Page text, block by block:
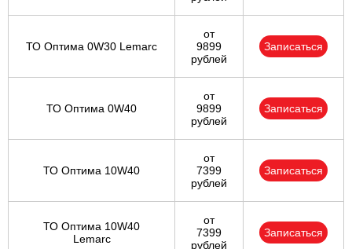
ТО Оптима 0W30 Lemarc
от
9899
рублей
Записаться
ТО Оптима 0W40
от
9899
рублей
Записаться
ТО Оптима 10W40
от
7399
рублей
Записаться
ТО Оптима 10W40
Lemarc
от
7399
рублей
Записаться